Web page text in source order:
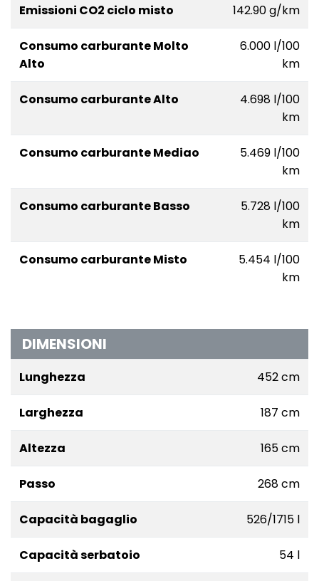
Emissioni CO2 ciclo misto 142.90 g/km
Consumo carburante Molto
Alto
6.000 l/100
km
Consumo carburante Alto
4.698 l/100
km
Consumo carburante Mediao
5.469 l/100
km
Consumo carburante Basso
5.728 l/100
km
Consumo carburante Misto
5.454 l/100
km
DIMENSIONI
Lunghezza 452 cm
Larghezza 187 cm
Altezza 165 cm
Passo 268 cm
Capacità bagaglio 526/1715 l
Capacità serbatoio 54 l